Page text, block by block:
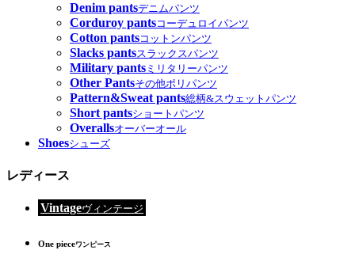
Denim pantsデニムパンツ
Corduroy pantsコーデュロイパンツ
Cotton pantsコットンパンツ
Slacks pantsスラックスパンツ
Military pants ミリタリーパンツ
Other Pantsその他ポリパンツ
Pattern&Sweat pants総柄&スウェットパンツ
Short pantsショートパンツ
Overallsオーバーオール
Shoesシューズ
レディース
Vintageヴィンテージ
One pieceワンピース